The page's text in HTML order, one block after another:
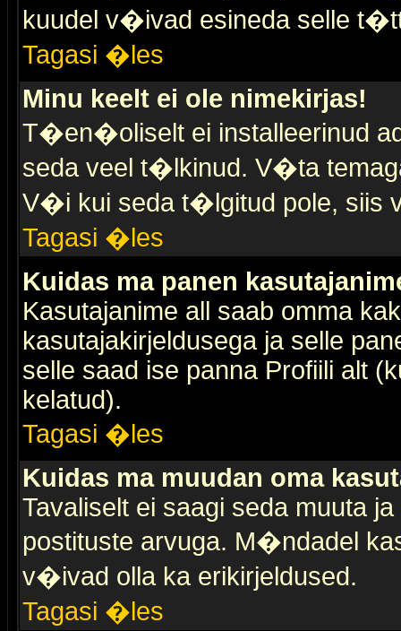
kuudel v�ivad esineda selle
Tagasi �les
Minu keelt ei ole nimekirjas!
T�en�oliselt ei installeerinud
seda veel t�lkinud. V�ta
V�i kui seda t�lgitud pole, siis
Tagasi �les
Kuidas ma panen
Kasutajanime all saab omma
kasutajakirjeldusega ja selle
selle saad ise panna Profiili alt
kelatud).
Tagasi �les
Kuidas ma muudan oma
Tavaliselt ei saagi seda muuta
postituste arvuga. M�ndadel
v�ivad olla ka erikirjeldused.
Tagasi �les